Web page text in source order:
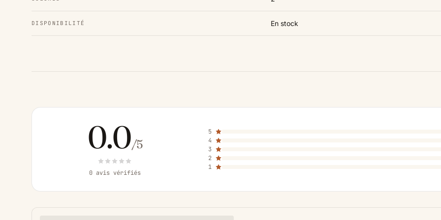
DISPONIBILITÉ En stock
0.0/5
0 avis vérifiés
5
4
3
2
1